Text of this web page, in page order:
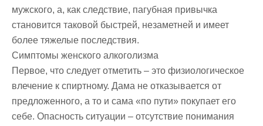
мужского, а, как следствие, пагубная привычка
становится таковой быстрей, незаметней и имеет
более тяжелые последствия.
Симптомы женского алкоголизма
Первое, что следует отметить – это физиологическое
влечение к спиртному. Дама не отказывается от
предложенного, а то и сама «по пути» покупает его
себе. Опасность ситуации – отсутствие понимания